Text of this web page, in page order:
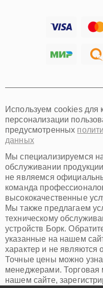
Хабаровск
Иркутск
Омск
Красноярск
Пермь
Ульяновск
Киров
Архангельск
Астрахань
Белгород
Благовещенск
Брянск
Владивосток
Владикавказ
Владимир
Волжский
Вологда
Грозный
Иваново
Используем cookies для
персонализации
предусмотренных
данных
Мы специализируемся
обслуживании
не являемся
команда
высококачественные
Мы также предлагаем
техническому
устройств Борк.
указанные на нашем
характер и не
Точные цены можно
менеджерами. Торговая
нашем сайте,